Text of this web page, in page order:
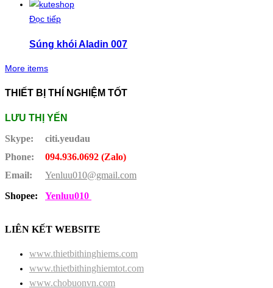
Đọc tiếp
Súng khói Aladin 007
More items
THIẾT BỊ THÍ NGHIỆM TỐT
LƯU THỊ YẾN
Skype:
citi.yeudau
Phone:
094.936.0692 (Zalo)
Email:
Yenluu010@gmail.com
Shopee:
Yenluu010
LIÊN KẾT WEBSITE
www.thietbithinghiems.com
www.thietbithinghiemtot.com
www.chobuonvn.com